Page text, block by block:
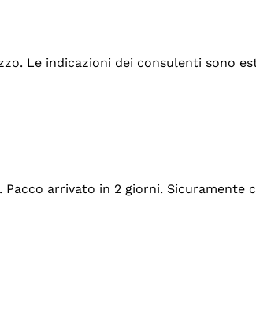
Le indicazioni dei consulenti sono
arrivato in 2 giorni. Sicuramente